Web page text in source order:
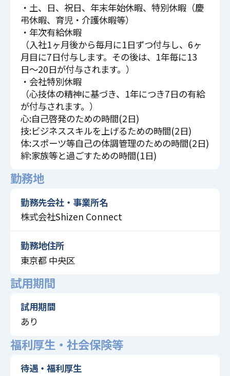
・土、日、祝日、年末年始休暇、特別休暇（慶
弔休暇、育児・介護休暇等）
・年次有給休暇
（入社1ヶ月後から毎月に1日ずつ付与し、6ヶ
月目に7日付与します。その後は、1年毎に13
日〜20日が付与されます。）
・会社特別休暇
（心技体の精神に基づき、1年につき7日の有給
が付与されます。）
心:自己啓発のための時間(2日)
技:ビジネススキルを上げるための時間(2日)
体:スポーツ等自己の体調管理のための時間(2日)
絆:家族等と過ごすための時間(1日)
勤務地
勤務先会社・事業所名
株式会社Shizen Connect
勤務地住所
東京都 中央区
試用期間
試用期間
あり
福利厚生・社会保険等
待遇・福利厚生